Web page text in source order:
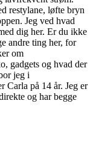
restylane, løfte bryn
Jeg ved hvad
dig her. Er du ikke
andre ting her, for
om
gadgets og hvad der
jeg i
Carla på 14 år. Jeg er
og har begge